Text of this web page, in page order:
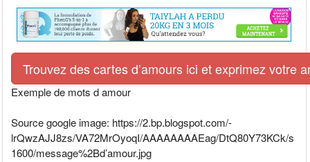
Trouvez des cartes d’amours ici et exprimez votre
Exemple de mots d amour
Source google image: https://2.bp.blogspot.com/-
lrQwzAJJ8zs/VA72MrOyoqI/AAAAAAAAEag/DtQ80Y73KCk/s
1600/message%2Bd’amour.jpg